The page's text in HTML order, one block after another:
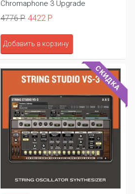
Chromaphone 3 Upgrade
4776 Р 4422 Р
Добавить в корзину
СКИДКА